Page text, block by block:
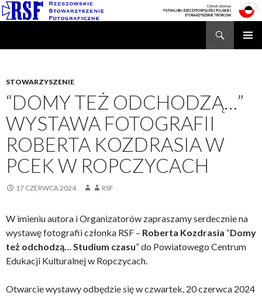
STOWARZYSZENIE
“DOMY TEŻ ODCHODZĄ…”
WYSTAWA FOTOGRAFII
ROBERTA KOZDRASIA W
PCEK W ROPCZYCACH
17 CZERWCA 2024 RSF
W imieniu autora i Organizatorów zapraszamy serdecznie na
wystawę fotografii członka RSF – Roberta Kozdrasia “Domy
też odchodzą… Studium czasu” do Powiatowego Centrum
Edukacji Kulturalnej w Ropczycach.
Otwarcie wystawy odbędzie się w czwartek, 20 czerwca 2024